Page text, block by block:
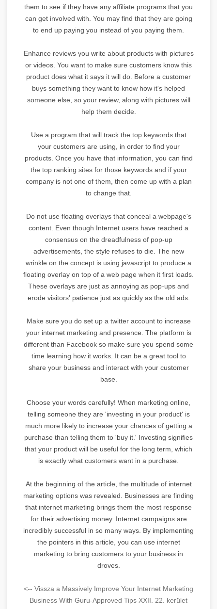
them to see if they have any affiliate programs that you
can get involved with. You may find that they are going
to end up paying you instead of you paying them.
Enhance reviews you write about products with pictures
or videos. You want to make sure customers know this
product does what it says it will do. Before a customer
buys something they want to know how it's helped
someone else, so your review, along with pictures will
help them decide.
Use a program that will track the top keywords that
your customers are using, in order to find your
products. Once you have that information, you can find
the top ranking sites for those keywords and if your
company is not one of them, then come up with a plan
to change that.
Do not use floating overlays that conceal a webpage's
content. Even though Internet users have reached a
consensus on the dreadfulness of pop-up
advertisements, the style refuses to die. The new
wrinkle on the concept is using javascript to produce a
floating overlay on top of a web page when it first loads.
These overlays are just as annoying as pop-ups and
erode visitors' patience just as quickly as the old ads.
Make sure you do set up a twitter account to increase
your internet marketing and presence. The platform is
different than Facebook so make sure you spend some
time learning how it works. It can be a great tool to
share your business and interact with your customer
base.
Choose your words carefully! When marketing online,
telling someone they are 'investing in your product' is
much more likely to increase your chances of getting a
purchase than telling them to 'buy it.' Investing signifies
that your product will be useful for the long term, which
is exactly what customers want in a purchase.
At the beginning of the article, the multitude of internet
marketing options was revealed. Businesses are finding
that internet marketing brings them the most response
for their advertising money. Internet campaigns are
incredibly successful in so many ways. By implementing
the pointers in this article, you can use internet
marketing to bring customers to your business in
droves.
<-- Vissza a Massively Improve Your Internet Marketing
Business With Guru-Approved Tips XXII. 22. kerület